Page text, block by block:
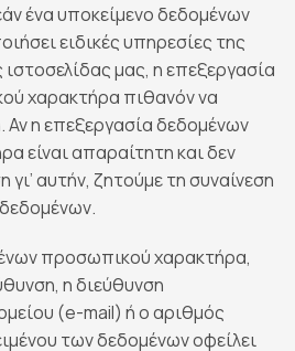
ένα υποκείμενο δεδομένων
ειδικές υπηρεσίες της
μας, η επεξεργασία
χαρακτήρα πιθανόν να
Αν η επεξεργασία δεδομένων
είναι απαραίτητη και δεν
γι’ αυτήν, ζητούμε τη συναίνεση
προσωπικού χαρακτήρα,
η διεύθυνση
(e-mail) ή ο αριθμός
των δεδομένων οφείλει